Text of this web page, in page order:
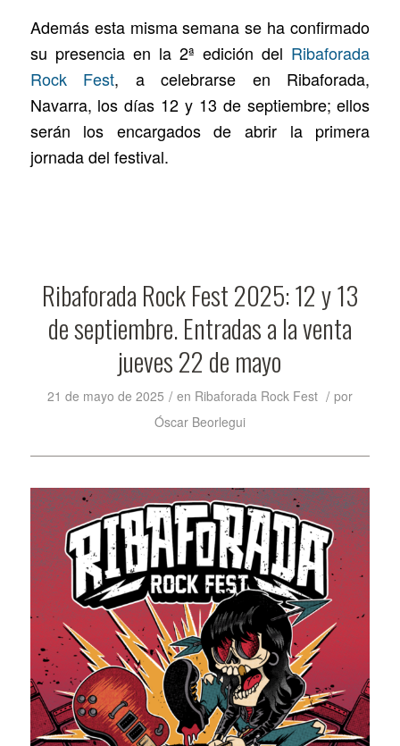
Además esta misma semana se ha confirmado
su presencia en la 2ª edición del Ribaforada
Rock Fest, a celebrarse en Ribaforada,
Navarra, los días 12 y 13 de septiembre; ellos
serán los encargados de abrir la primera
jornada del festival.
Ribaforada Rock Fest 2025: 12 y 13
de septiembre. Entradas a la venta
jueves 22 de mayo
21 de mayo de 2025 / en Ribaforada Rock Fest / por
Óscar Beorlegui